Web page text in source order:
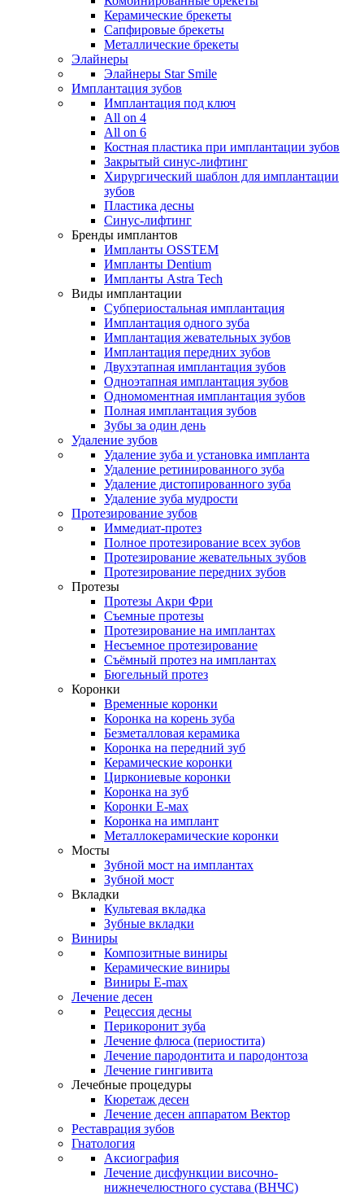
Керамические брекеты
Сапфировые брекеты
Металлические брекеты
Элайнеры
Элайнеры Star Smile
Имплантация зубов
Имплантация под ключ
All on 4
All on 6
Костная пластика при имплантации зубов
Закрытый синус-лифтинг
Хирургический шаблон для имплантации
зубов
Пластика десны
Синус-лифтинг
Бренды имплантов
Импланты OSSTEM
Импланты Dentium
Импланты Astra Tech
Виды имплантации
Субпериостальная имплантация
Имплантация одного зуба
Имплантация жевательных зубов
Имплантация передних зубов
Двухэтапная имплантация зубов
Одноэтапная имплантация зубов
Одномоментная имплантация зубов
Полная имплантация зубов
Зубы за один день
Удаление зубов
Удаление зуба и установка импланта
Удаление ретинированного зуба
Удаление дистопированного зуба
Удаление зуба мудрости
Протезирование зубов
Иммедиат-протез
Полное протезирование всех зубов
Протезирование жевательных зубов
Протезирование передних зубов
Протезы
Протезы Акри Фри
Съемные протезы
Протезирование на имплантах
Несъемное протезирование
Съёмный протез на имплантах
Бюгельный протез
Коронки
Временные коронки
Коронка на корень зуба
Безметалловая керамика
Коронка на передний зуб
Керамические коронки
Циркониевые коронки
Коронка на зуб
Коронки Е-мах
Коронка на имплант
Металлокерамические коронки
Мосты
Зубной мост на имплантах
Зубной мост
Вкладки
Культевая вкладка
Зубные вкладки
Виниры
Композитные виниры
Керамические виниры
Виниры E-max
Лечение десен
Рецессия десны
Перикоронит зуба
Лечение флюса (периостита)
Лечение пародонтита и пародонтоза
Лечение гингивита
Лечебные процедуры
Кюретаж десен
Лечение десен аппаратом Вектор
Реставрация зубов
Гнатология
Аксиография
Лечение дисфункции височно-
нижнечелюстного сустава (ВНЧС)